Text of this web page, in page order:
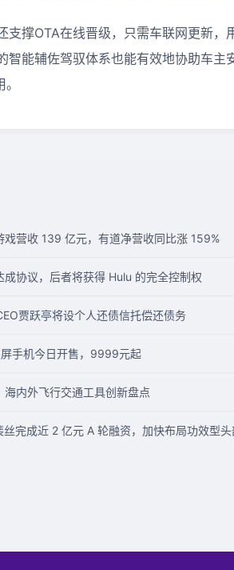
支撑OTA在线晋级，只需车联网更新
智能辅佐驾驭体系也能有效地协助车
戏营收 139 亿元，有道净营收同比涨 159%
成协议，后者将获得 Hulu 的完全控制权
贾跃亭将设个人还债信托偿还债务
手机今日开售，9999元起
海内外飞行交通工具创新盘点
完成近 2 亿元 A 轮融资，加快布局功效型